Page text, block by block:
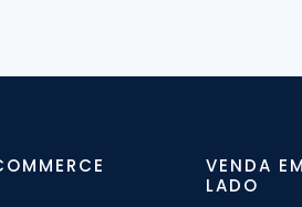
VENDA
LADO